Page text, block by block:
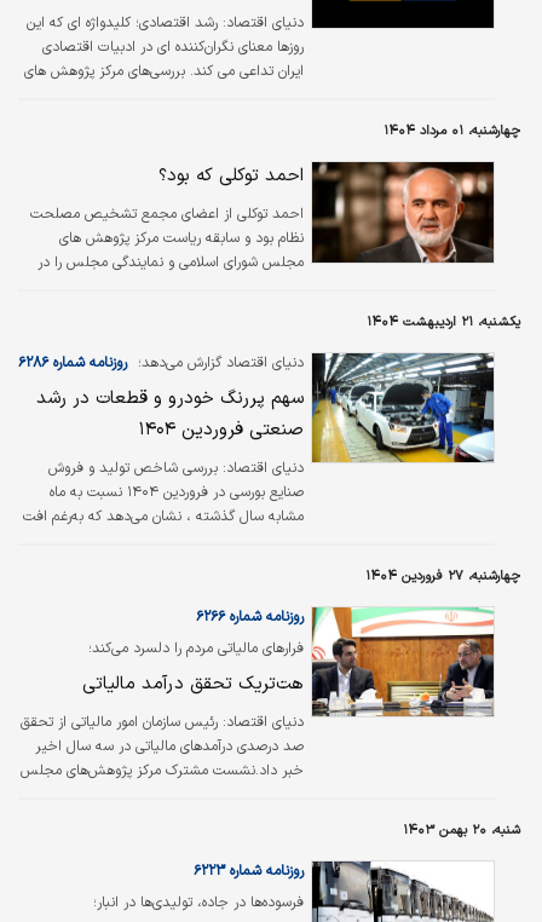
دنیای اقتصاد: رشد اقتصادی؛ کلیدواژه ای که این
روزها معنای نگران‌کننده ای در ادبیات اقتصادی
ایران تداعی می کند. بررسی‌های مرکز پژوهش های
نفت نیز ۲.۶ درصد برآورد می شود. موضوع اما
تولید ناخالص داخلی ماهانه در بهار و تابستان
امسال به شدت افت کرده و این روند کاهشی در
تابستان امسال هم همچنان ادامه یافته‌است.
چهارشنبه، ۰۱ مرداد ۱۴۰۴
احمد توکلی که بود؟
احمد توکلی از اعضای مجمع تشخیص مصلحت
نظام بود و سابقه ریاست مرکز پژوهش های
مجلس شورای اسلامی و نمایندگی مجلس را در
یکشنبه، ۲۱ اردیبهشت ۱۴۰۴
دنیای اقتصاد گزارش می‌دهد؛ روزنامه شماره ۶۲۸۶
سهم پررنگ خودرو و قطعات در رشد
صنعتی فروردین ۱۴۰۴
دنیای اقتصاد: بررسی شاخص تولید و فروش
صنایع بورسی در فروردین ۱۴۰۴ نسبت به ماه
مشابه سال گذشته ، نشان می‌دهد که به‌رغم افت
مرکز پژوهش‌های مجلس شورای اسلامی در
نخستین ماه سال جاری، شاخص تولید رشته
فعالیت «خودرو و قطعات» نسبت به ماه مشابه
سال گذشته با رشد ۱۴.۴درصدی مواجه بوده و
درصدی را تجربه کرده است؛ اتفاقی که در شرایط
ناپایدار اقتصاد کلان و نوسانات…
چهارشنبه، ۲۷ فروردین ۱۴۰۴
فرارهای مالیاتی مردم را دلسرد می‌کند؛
روزنامه شماره ۶۲۶۶
هت‌‌تریک تحقق درآمد مالیاتی
دنیای اقتصاد: رئیس سازمان امور مالیاتی از تحقق
صد درصدی درآمدهای مالیاتی در سه سال اخیر
خبر داد.نشست مشترک مرکز پژوهش‌های مجلس
سازمان امور مالیاتی کشور و جمعی از معاونان،
مدیران و کارشناسان این دو نهاد برگزار شد.
شنبه، ۲۰ بهمن ۱۴۰۳
فرسوده‏‏‌ها در جاده‏‏‌، تولیدی‏‏‌ها در انبار؛
روزنامه شماره ۶۲۲۳